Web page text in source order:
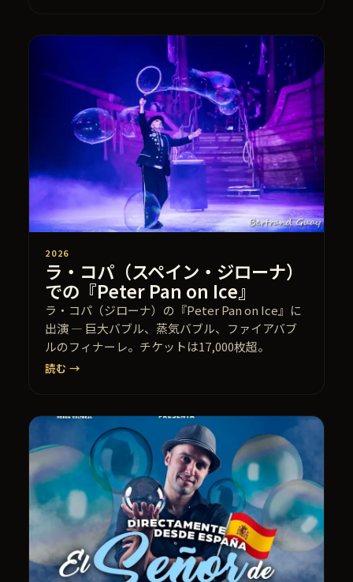
2026
ラ・コパ（スペイン・ジローナ）
での『Peter Pan on Ice』
ラ・コパ（ジローナ）の『Peter Pan on Ice』に
出演 — 巨大バブル、蒸気バブル、ファイアバブ
ルのフィナーレ。チケットは17,000枚超。
読む →